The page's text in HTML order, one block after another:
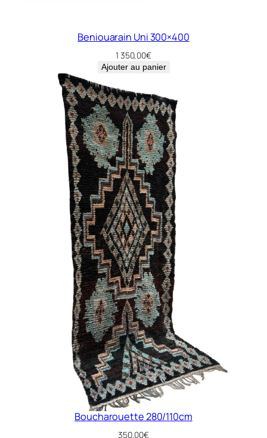
Beniouarain Uni 300×400
1 350,00€
Ajouter au panier
Boucharouette 280/110cm
350,00€